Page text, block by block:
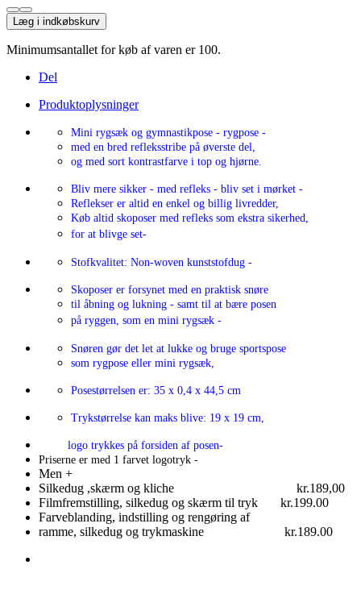
Læg i indkøbskurv
Minimumsantallet for køb af varen er 100.
Del
Produktoplysninger
Mini rygsæk og gymnastikpose - rygpose -
med en bred refleksstribe på øverste del,
og med sort kontrastfarve i top og hjørne.
Bliv mere sikker - med refleks - bliv set i mørket -
Reflekser er altid en enkel og billig livredder,
Køb altid skoposer med refleks som ekstra sikerhed,
for at blivge set-
Stofkvalitet: Non-woven kunststofdug -
Skoposer er forsynet med en praktisk snøre
til åbning og lukning - samt til at bære posen
på ryggen, som en mini rygsæk -
Snøren gør det let at lukke og bruge sportspose
som rygpose eller mini rygsæk,
Posestørrelsen er: 35 x 0,4 x 44,5 cm
Trykstørrelse kan maks blive: 19 x 19 cm,
logo trykkes på forsiden af posen-
Priserne er med 1 farvet logotryk -
Men +
Silkedug ,skærm og kliche kr.189,00
Filmfremstilling, silkedug og skærm til tryk kr.199.00
Farveblanding, indstilling og rengøring af
ramme, silkedug og trykmaskine kr.189.00